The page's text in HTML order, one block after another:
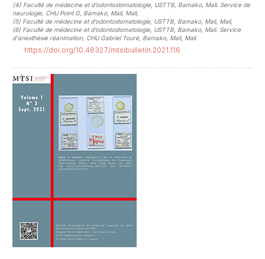
(4) Faculté de médecine et d’odontostomatologie, USTTB, Bamako, Mali. Service de
neurologie, CHU Point G, Bamako, Mali, Mali,
(5) Faculté de médecine et d’odontostomatologie, USTTB, Bamako, Mali, Mali,
(6) Faculté de médecine et d’odontostomatologie, USTTB, Bamako, Mali. Service
d'anesthésie réanimation, CHU Gabriel Touré, Bamako, Mali, Mali
https://doi.org/10.48327/mtsibulletin.2021.116